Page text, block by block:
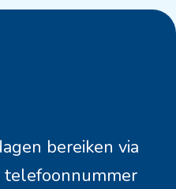
bereiken via
telefoonnummer